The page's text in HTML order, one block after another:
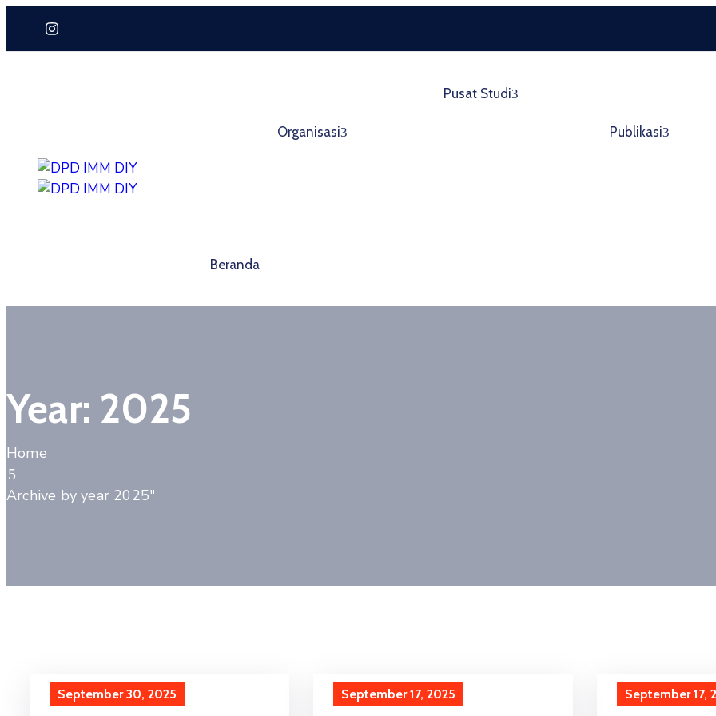
Beranda
Organisasi
Pusat Studi
Publikasi
Year: 2025
Home
Archive by year 2025"
September 30, 2025 September 17, 2025 September 17,